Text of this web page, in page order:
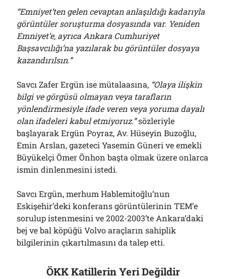
“Emniyet’ten gelen cevaptan anlaşıldığı kadarıyla
görüntüler soruşturma dosyasında var. Yeniden
Emniyet’e, ayrıca Ankara Cumhuriyet
Başsavcılığı’na yazılarak bu görüntüler dosyaya
kazandırılsın.”
Savcı Zafer Ergün ise mütalaasına, “Olaya ilişkin
bilgi ve görgüsü olmayan veya tarafların
yönlendirmesiyle ifade veren veya yoruma dayalı
olan ifadeleri kabul etmiyoruz.”sözleriyle
başlayarak Ergün Poyraz, Av. Hüseyin Buzoğlu,
Emin Arslan, gazeteci Yasemin Güneri ve emekli
Büyükelçi Ömer Önhon başta olmak üzere onlarca
ismin dinlenmesini istedi.
Savcı Ergün, merhum Hablemitoğlu’nun
Eskişehir’deki konferans görüntülerinin TEM’e
sorulup istenmesini ve 2002-2003’te Ankara’daki
bej ve bal köpüğü Volvo araçların sahiplik
bilgilerinin çıkartılmasını da talep etti.
ÖKK Katillerin Yeri Değildir